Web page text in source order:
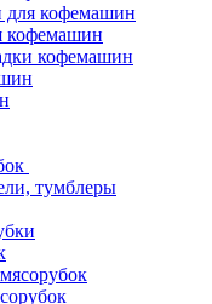
для кофемашин
кофемашин
кофемашин
тумблеры